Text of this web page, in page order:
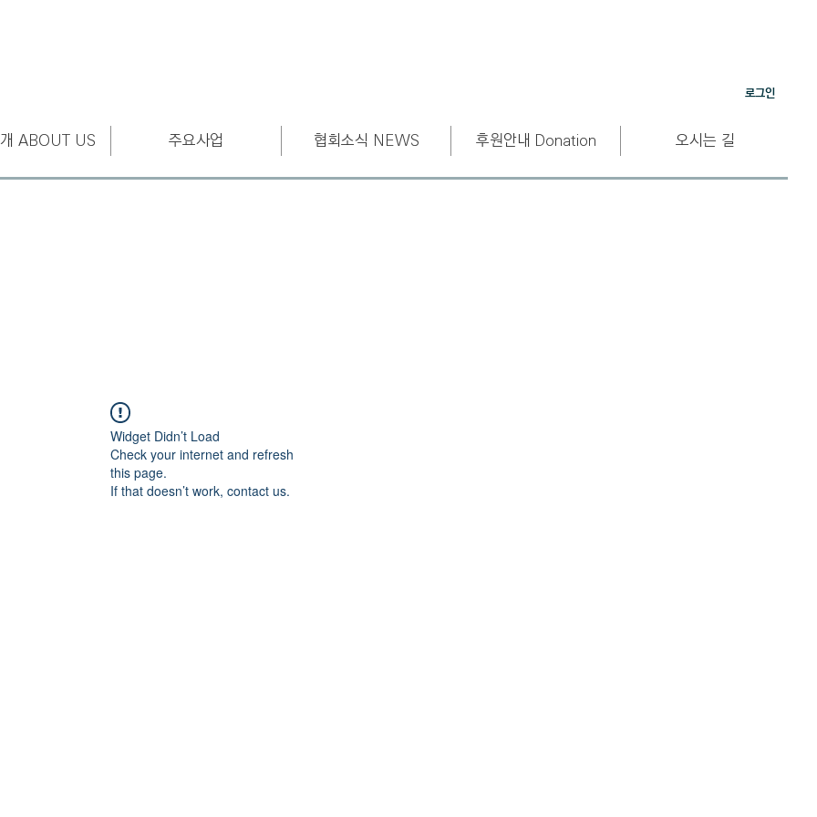
ABOUT US 주요사업 협회소식 NEWS 후원안내 Donation 오시는 길
로그인
Widget Didn’t Load
Check your internet and refresh
this page.
If that doesn’t work, contact us.